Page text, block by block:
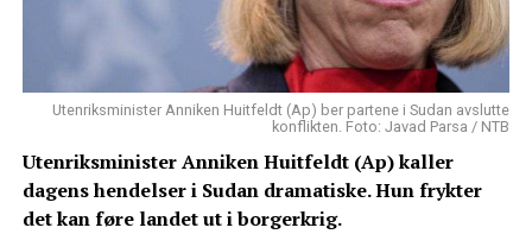
Utenriksminister Anniken Huitfeldt (Ap) ber partene i Sudan avslutte
konflikten. Foto: Javad Parsa / NTB
Utenriksminister Anniken Huitfeldt (Ap) kaller
dagens hendelser i Sudan dramatiske. Hun frykter
det kan føre landet ut i borgerkrig.